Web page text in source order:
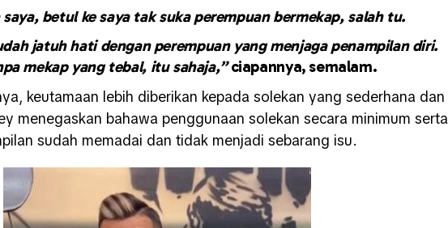
saya, betul ke saya tak suka perempuan bermekap, salah tu.
jatuh hati dengan perempuan yang menjaga penampilan diri.
mekap yang tebal, itu sahaja,”ciapannya, semalam.
keutamaan lebih diberikan kepada solekan yang sederhana dan
menegaskan bahawa penggunaan solekan secara minimum serta
sudah memadai dan tidak menjadi sebarang isu.